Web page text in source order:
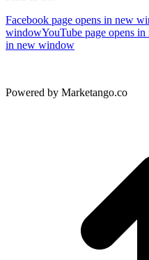
Facebook page opens in new
windowYouTube page opens
in new window
Powered by Marketango.co